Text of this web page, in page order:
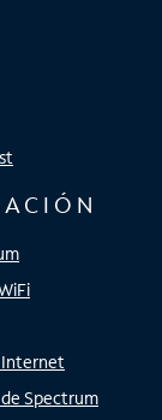
Internet
Spectrum